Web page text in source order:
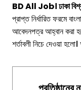
BD All Job। ঢাকা
প্রাপ্ত নির্ধারিত ফরমে
আবেদনপত্র আহ্বান করা
শর্তাবলী নিচে দেওয়া